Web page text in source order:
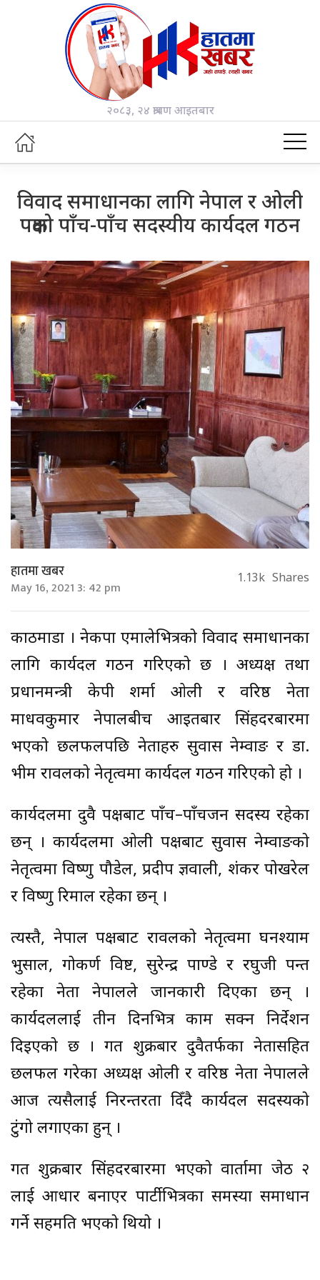
२०८३, २४ श्रावण आइतबार
विवाद समाधानका लागि नेपाल र ओली
पक्षको पाँच-पाँच सदस्यीय कार्यदल गठन
हातमा खबर
May 16, 2021 3: 42 pm 1.13k Shares
काठमाडौं । नेकपा एमालेभित्रको विवाद समाधानका
लागि कार्यदल गठन गरिएको छ । अध्यक्ष तथा
प्रधानमन्त्री केपी शर्मा ओली र वरिष्ठ नेता
माधवकुमार नेपालबीच आइतबार सिंहदरबारमा
भएको छलफलपछि नेताहरु सुवास नेम्वाङ र डा.
भीम रावलको नेतृत्वमा कार्यदल गठन गरिएको हो ।
कार्यदलमा दुवै पक्षबाट पाँच–पाँचजन सदस्य रहेका
छन् । कार्यदलमा ओली पक्षबाट सुवास नेम्वाङको
नेतृत्वमा विष्णु पौडेल, प्रदीप ज्ञवाली, शंकर पोखरेल
र विष्णु रिमाल रहेका छन् ।
त्यस्तै, नेपाल पक्षबाट रावलको नेतृत्वमा घनश्याम
भुसाल, गोकर्ण विष्ट, सुरेन्द्र पाण्डे र रघुजी पन्त
रहेका नेता नेपालले जानकारी दिएका छन् ।
कार्यदललाई तीन दिनभित्र काम सक्न निर्देशन
दिइएको छ । गत शुक्रबार दुवैतर्फका नेतासहित
छलफल गरेका अध्यक्ष ओली र वरिष्ठ नेता नेपालले
आज त्यसैलाई निरन्तरता दिँदै कार्यदल सदस्यको
टुंगो लगाएका हुन् ।
गत शुक्रबार सिंहदरबारमा भएको वार्तामा जेठ २
लाई आधार बनाएर पार्टीभित्रका समस्या समाधान
गर्ने सहमति भएको थियो ।